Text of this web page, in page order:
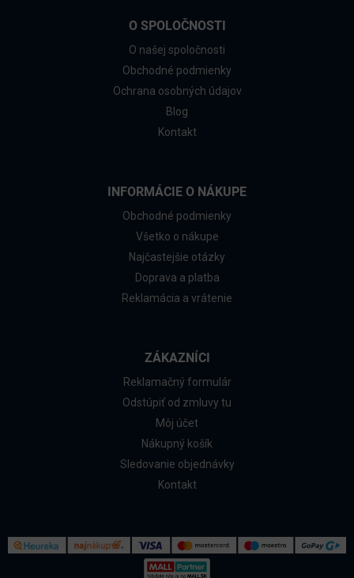
O SPOLOČNOSTI
O našej spoločnosti
Obchodné podmienky
Ochrana osobných údajov
Blog
Kontakt
INFORMÁCIE O NÁKUPE
Obchodné podmienky
Všetko o nákupe
Najčastejšie otázky
Doprava a platba
Reklamácia a vrátenie
ZÁKAZNÍCI
Reklamačný formulár
Odstúpiť od zmluvy tu
Môj účet
Nákupný košík
Sledovanie objednávky
Kontakt